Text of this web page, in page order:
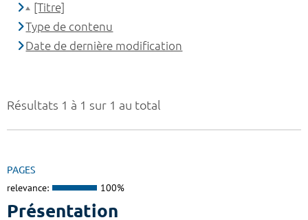
Résultats 1 à 1 sur 1 au total
PAGES
relevance: 100%
Présentation
[Titre]
Type de contenu
Date de dernière modification